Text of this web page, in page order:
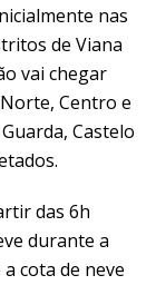
nas
de Viana
vai chegar
Centro e
Castelo
das 6h
durante a
cota de neve